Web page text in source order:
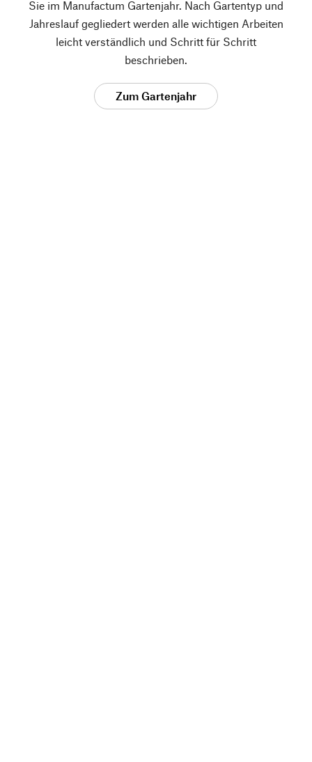
Sie im Manufactum Gartenjahr. Nach Gartentyp und
Jahreslauf gegliedert werden alle wichtigen Arbeiten
leicht verständlich und Schritt für Schritt
beschrieben.
Zum Gartenjahr